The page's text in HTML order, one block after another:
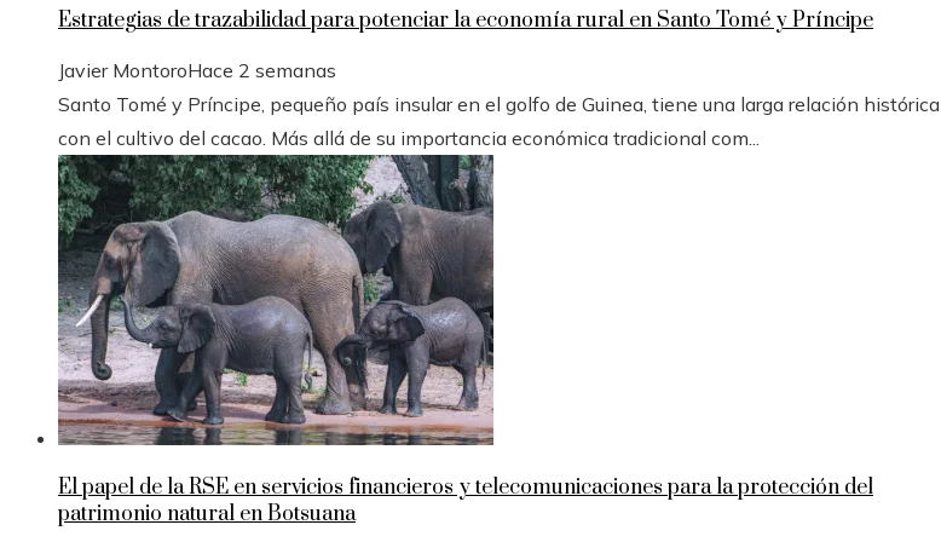
Estrategias de trazabilidad para potenciar la economía rural en Santo Tomé y Príncipe
Javier MontoroHace 2 semanas
Santo Tomé y Príncipe, pequeño país insular en el golfo de Guinea, tiene una larga relación histórica
con el cultivo del cacao. Más allá de su importancia económica tradicional com...
El papel de la RSE en servicios financieros y telecomunicaciones para la protección del
patrimonio natural en Botsuana